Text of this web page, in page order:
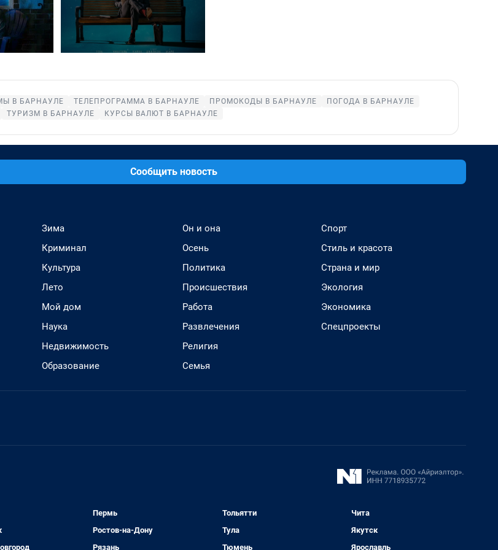
В БАРНАУЛЕ ТЕЛЕПРОГРАММА В БАРНАУЛЕ ПРОМОКОДЫ В БАРНАУЛЕ
ПОГОДА В БАРНАУЛЕ
ТУРИЗМ В БАРНАУЛЕ КУРСЫ ВАЛЮТ В БАРНАУЛЕ
Сообщить новость
Зима
Криминал
Культура
Лето
Мой дом
Наука
Недвижимость
Образование
Он и она
Осень
Политика
Происшествия
Работа
Развлечения
Религия
Семья
Спорт
Стиль и красота
Страна и мир
Экология
Экономика
Спецпроекты
Пермь
Ростов-на-Дону
Рязань
Тольятти
Тула
Тюмень
Чита
Якутск
Ярославль